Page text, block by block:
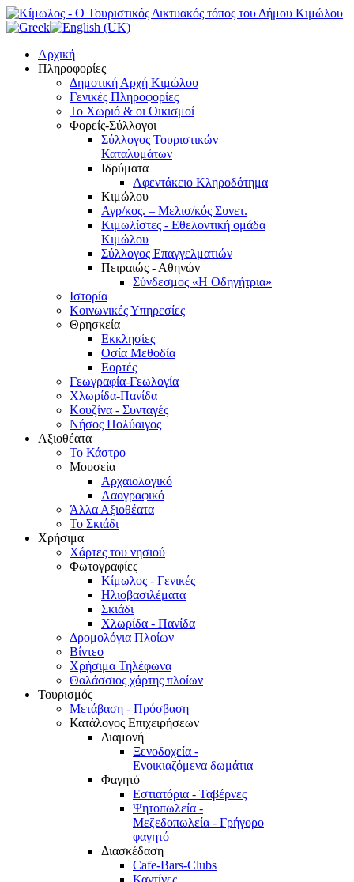
Αρχική
Πληροφορίες
Δημοτική Αρχή Κιμώλου
Γενικές Πληροφορίες
Το Xωριό & οι Οικισμοί
Φορείς-Σύλλογοι
Σύλλογος Τουριστικών
Καταλυμάτων
Ιδρύματα
Αφεντάκειο Κληροδότημα
Κιμώλου
Αγρ/κος. – Μελισ/κός Συνετ.
Κιμωλίστες - Εθελοντική ομάδα
Κιμώλου
Σύλλογος Επαγγελματιών
Πειραιώς - Αθηνών
Σύνδεσμος «Η Οδηγήτρια»
Ιστορία
Κοινωνικές Υπηρεσίες
Θρησκεία
Εκκλησίες
Οσία Μεθοδία
Εορτές
Γεωγραφία-Γεωλογία
Χλωρίδα-Πανίδα
Κουζίνα - Συνταγές
Νήσος Πολύαιγος
Αξιοθέατα
Το Κάστρο
Μουσεία
Αρχαιολογικό
Λαογραφικό
Άλλα Αξιοθέατα
Το Σκιάδι
Χρήσιμα
Χάρτες του νησιού
Φωτογραφίες
Κίμωλος - Γενικές
Ηλιοβασιλέματα
Σκιάδι
Χλωρίδα - Πανίδα
Δρομολόγια Πλοίων
Βίντεο
Χρήσιμα Τηλέφωνα
Θαλάσσιος χάρτης πλοίων
Τουρισμός
Μετάβαση - Πρόσβαση
Κατάλογος Επιχειρήσεων
Διαμονή
Ξενοδοχεία -
Ενοικιαζόμενα δωμάτια
Φαγητό
Εστιατόρια - Ταβέρνες
Ψητοπωλεία -
Μεζεδοπωλεία - Γρήγορο
φαγητό
Διασκέδαση
Cafe-Bars-Clubs
Καντίνες